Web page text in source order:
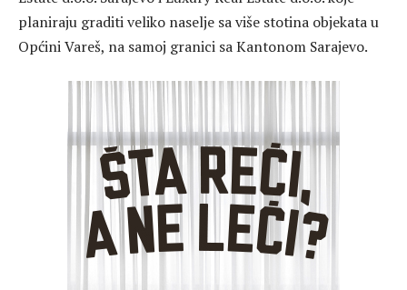
planiraju graditi veliko naselje sa više stotina objekata u
Općini Vareš, na samoj granici sa Kantonom Sarajevo.